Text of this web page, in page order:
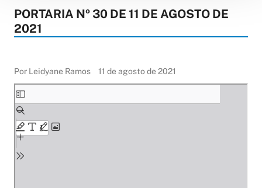
PORTARIA Nº 30 DE 11 DE AGOSTO DE
2021
Por Leidyane Ramos 11 de agosto de 2021
Skip
to
PDF
content